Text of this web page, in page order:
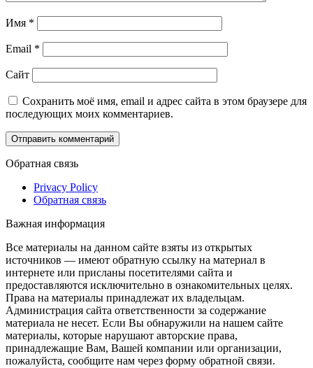
Имя *
Email *
Сайт
Сохранить моё имя, email и адрес сайта в этом браузере для
последующих моих комментариев.
Обратная связь
Privacy Policy
Обратная связь
Важная информация
Все материалы на данном сайте взяты из открытых
источников — имеют обратную ссылку на материал в
интернете или присланы посетителями сайта и
предоставляются исключительно в ознакомительных целях.
Права на материалы принадлежат их владельцам.
Администрация сайта ответственности за содержание
материала не несет. Если Вы обнаружили на нашем сайте
материалы, которые нарушают авторские права,
принадлежащие Вам, Вашей компании или организации,
пожалуйста, сообщите нам через форму обратной связи.